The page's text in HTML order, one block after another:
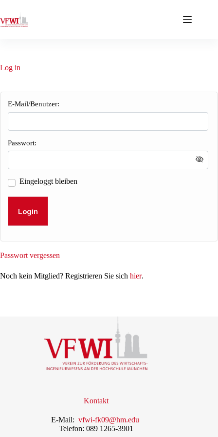
springen
Log in
E-Mail/Benutzer:
Passwort:
Eingeloggt bleiben
Login
Passwort vergessen
Noch kein Mitglied? Registrieren Sie sich hier.
Kontakt
E-Mail: vfwi-fk09@hm.edu
Telefon: 089 1265-3901